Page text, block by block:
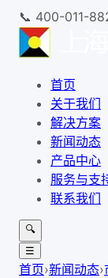
📞 400-011-
首页
关于我们
解决方案
新闻动态
产品中心
服务与支
联系我们
🔍
☰
首页›新闻动态›